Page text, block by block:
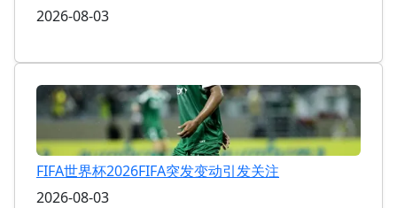
2026-08-03
FIFA世界杯2026FIFA突发变动引发关注
2026-08-03